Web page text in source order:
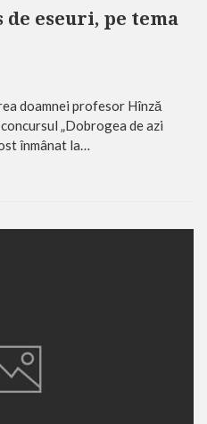
eseuri, pe tema
doamnei profesor Hînză
„Dobrogea de azi
înmânat la…